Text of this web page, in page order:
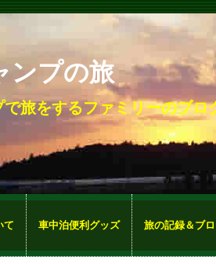
ンプの旅
旅をするファミリーのブロ
て 車中泊便利グッズ 旅の記録＆ブ